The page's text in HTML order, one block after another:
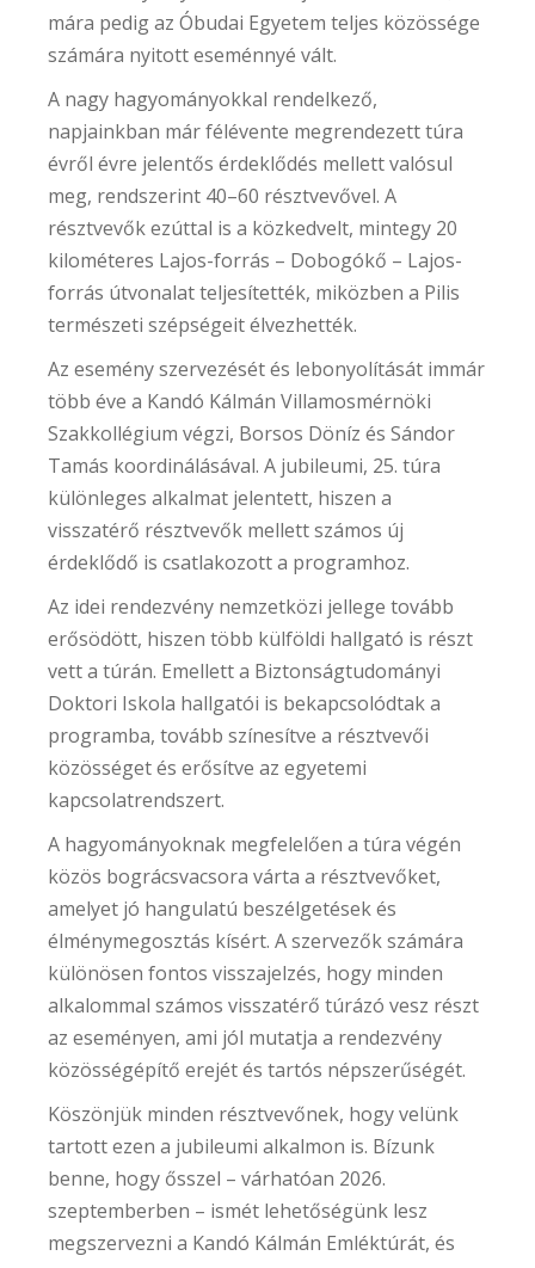
mára pedig az Óbudai Egyetem teljes közössége
számára nyitott eseménnyé vált.
A nagy hagyományokkal rendelkező,
napjainkban már félévente megrendezett túra
évről évre jelentős érdeklődés mellett valósul
meg, rendszerint 40–60 résztvevővel. A
résztvevők ezúttal is a közkedvelt, mintegy 20
kilométeres Lajos-forrás – Dobogókő – Lajos-
forrás útvonalat teljesítették, miközben a Pilis
természeti szépségeit élvezhették.
Az esemény szervezését és lebonyolítását immár
több éve a Kandó Kálmán Villamosmérnöki
Szakkollégium végzi, Borsos Döníz és Sándor
Tamás koordinálásával. A jubileumi, 25. túra
különleges alkalmat jelentett, hiszen a
visszatérő résztvevők mellett számos új
érdeklődő is csatlakozott a programhoz.
Az idei rendezvény nemzetközi jellege tovább
erősödött, hiszen több külföldi hallgató is részt
vett a túrán. Emellett a Biztonságtudományi
Doktori Iskola hallgatói is bekapcsolódtak a
programba, tovább színesítve a résztvevői
közösséget és erősítve az egyetemi
kapcsolatrendszert.
A hagyományoknak megfelelően a túra végén
közös bográcsvacsora várta a résztvevőket,
amelyet jó hangulatú beszélgetések és
élménymegosztás kísért. A szervezők számára
különösen fontos visszajelzés, hogy minden
alkalommal számos visszatérő túrázó vesz részt
az eseményen, ami jól mutatja a rendezvény
közösségépítő erejét és tartós népszerűségét.
Köszönjük minden résztvevőnek, hogy velünk
tartott ezen a jubileumi alkalmon is. Bízunk
benne, hogy ősszel – várhatóan 2026.
szeptemberben – ismét lehetőségünk lesz
megszervezni a Kandó Kálmán Emléktúrát, és